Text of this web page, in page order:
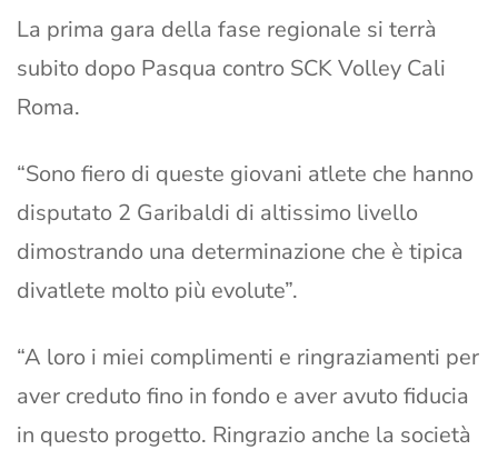
La prima gara della fase regionale si terrà
subito dopo Pasqua contro SCK Volley Cali
Roma.
“Sono fiero di queste giovani atlete che hanno
disputato 2 Garibaldi di altissimo livello
dimostrando una determinazione che è tipica
divatlete molto più evolute”.
“A loro i miei complimenti e ringraziamenti per
aver creduto fino in fondo e aver avuto fiducia
in questo progetto. Ringrazio anche la società